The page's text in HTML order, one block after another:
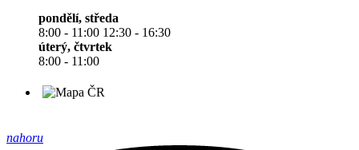
pondělí, středa
8:00 - 11:00 12:30 - 16:30
úterý, čtvrtek
8:00 - 11:00
nahoru